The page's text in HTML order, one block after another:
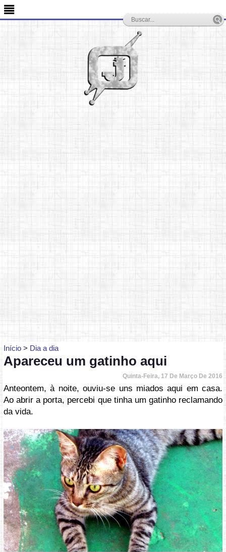
-->
≣
Início > Dia a dia
Apareceu um gatinho aqui
Quinta-Feira, 17 De Março De 2016
Anteontem, à noite, ouviu-se uns miados aqui em casa.
Ao abrir a porta, percebi que tinha um gatinho reclamando
da vida.